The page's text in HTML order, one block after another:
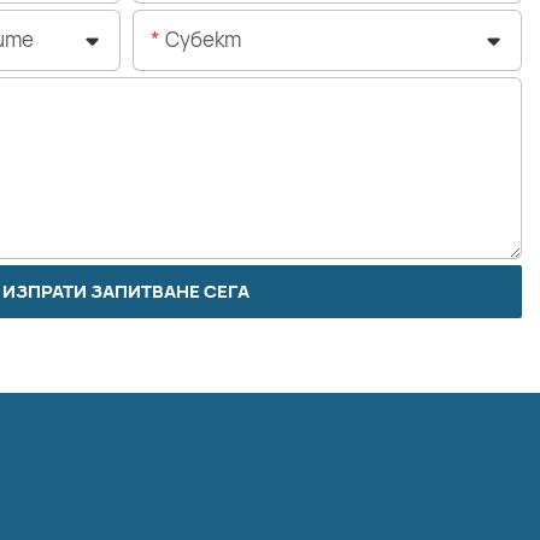
Субект
ИЗПРАТИ ЗАПИТВАНЕ СЕГА